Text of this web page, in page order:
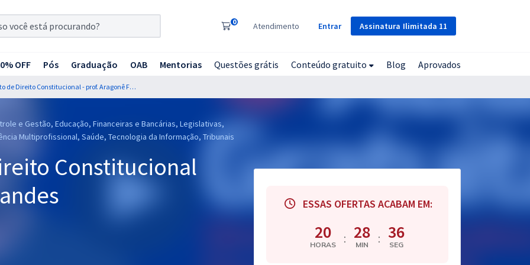
Assinatura Ilimitada 11
0 Atendimento Entrar
OFF Pós Graduação OAB Mentorias Questões grátis Conteúdo gratuito Blog Aprovados
Curso Gratuito de Direito Constitucional - prof. Aragonê Fernandes
e Gestão, Educação, Financeiras e Bancárias, Legislativas,
Multiprofissional, Saúde, Tecnologia da Informação, Tribunais
Constitucional
ESSAS OFERTAS ACABAM EM:
20
HORAS : 28
MIN : 36
SEG